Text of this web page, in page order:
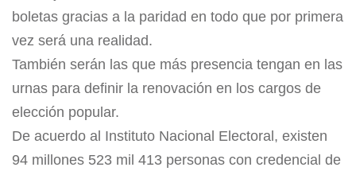
boletas gracias a la paridad en todo que por primera
vez será una realidad.
También serán las que más presencia tengan en las
urnas para definir la renovación en los cargos de
elección popular.
De acuerdo al Instituto Nacional Electoral, existen
94 millones 523 mil 413 personas con credencial de